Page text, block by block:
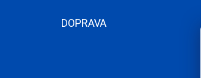
DOPRAVA